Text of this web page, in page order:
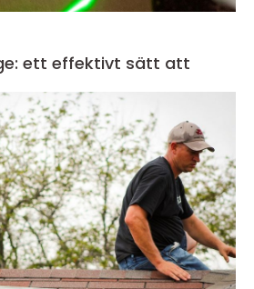
ett effektivt sätt att